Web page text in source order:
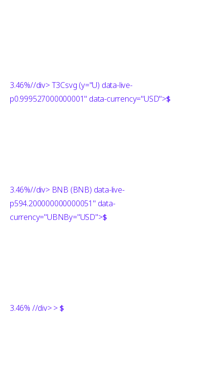
3.46%//div> T3Csvg (y="U) data-live-
p0.999527000000001" data-currency="USD">$
3.46%//div> BNB (BNB) data-live-
p594.200000000000051" data-
currency="UBNBy="USD">$
3.46% //div> >$